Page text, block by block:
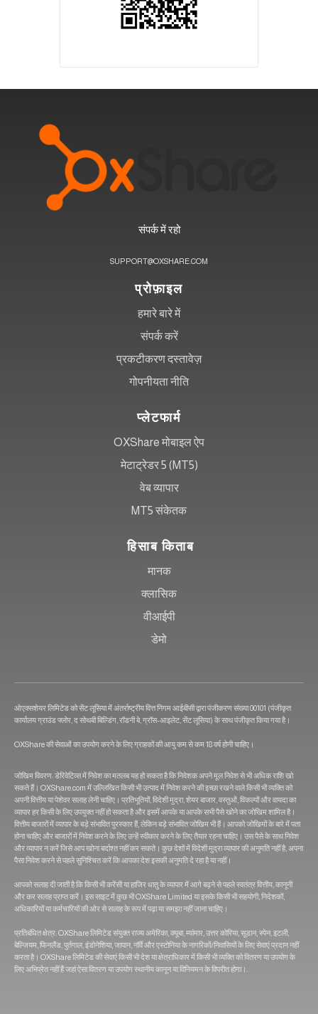
संपर्क में रहो
SUPPORT@OXSHARE.COM
प्रोफ़ाइल
हमारे बारे में
संपर्क करें
प्रकटीकरण दस्तावेज़
गोपनीयता नीति
प्लेटफार्म
OXShare मोबाइल ऐप
मेटाट्रेडर 5 (MT5)
वेब व्यापार
MT5 संकेतक
हिसाब किताब
मानक
क्लासिक
वीआईपी
डेमो
ओएक्सशेयर लिमिटेड को सेंट लूसिया में अंतर्राष्ट्रीय वित्त निगम आईबीसी द्वारा पंजीकरण संख्या 00101 (पंजीकृत
कार्यालय ग्राउंड फ्लोर, द सोथबी बिल्डिंग, रॉडनी बे, ग्रॉस-आइलेट, सेंट लूसिया) के साथ पंजीकृत किया गया है।
OXShare की सेवाओं का उपयोग करने के लिए ग्राहकों की आयु कम से कम 18 वर्ष होनी चाहिए।
जोखिम विवरण: डेरिवेटिव्स में निवेश का मतलब यह हो सकता है कि निवेशक अपने मूल निवेश से भी अधिक राशि खो
सकते हैं। OXShare.com में उल्लिखित किसी भी उत्पाद में निवेश करने की इच्छा रखने वाले किसी भी व्यक्ति को
अपनी वित्तीय या पेशेवर सलाह लेनी चाहिए। प्रतिभूतियों, विदेशी मुद्रा, शेयर बाजार, वस्तुओं, विकल्पों और वायदा का
व्यापार हर किसी के लिए उपयुक्त नहीं हो सकता है और इसमें आपके या आपके सभी पैसे खोने का जोखिम शामिल है।
वित्तीय बाजारों में व्यापार के बड़े संभावित पुरस्कार हैं, लेकिन बड़े संभावित जोखिम भी हैं। आपको जोखिमों के बारे में पता
होना चाहिए और बाजारों में निवेश करने के लिए उन्हें स्वीकार करने के लिए तैयार रहना चाहिए। उस पैसे के साथ निवेश
और व्यापार न करें जिसे आप खोना बर्दाश्त नहीं कर सकते। कुछ देशों में विदेशी मुद्रा व्यापार की अनुमति नहीं है, अपना
पैसा निवेश करने से पहले सुनिश्चित करें कि आपका देश इसकी अनुमति दे रहा है या नहीं।
आपको सलाह दी जाती है कि किसी भी करेंसी या हाजिर धातु के व्यापार में आगे बढ़ने से पहले स्वतंत्र वित्तीय, कानूनी
और कर सलाह प्राप्त करें। इस साइट में कुछ भी OXShare Limited या इसके किसी भी सहयोगी, निदेशकों,
अधिकारियों या कर्मचारियों की ओर से सलाह के रूप में पढ़ा या समझा नहीं जाना चाहिए।
प्रतिबंधित क्षेत्र: OXShare लिमिटेड संयुक्त राज्य अमेरिका, क्यूबा, म्यांमार, उत्तर कोरिया, सूडान, स्पेन, इटली,
बेल्जियम, फिनलैंड, पुर्तगाल, इंडोनेशिया, जापान, नॉर्वे और एस्टोनिया के नागरिकों/निवासियों के लिए सेवाएं प्रदान नहीं
करता है। OXShare लिमिटेड की सेवाएं किसी भी देश या क्षेत्राधिकार में किसी भी व्यक्ति को वितरण या उपयोग के
लिए अभिप्रेत नहीं हैं जहां ऐसा वितरण या उपयोग स्थानीय कानून या विनियमन के विपरीत होगा।.